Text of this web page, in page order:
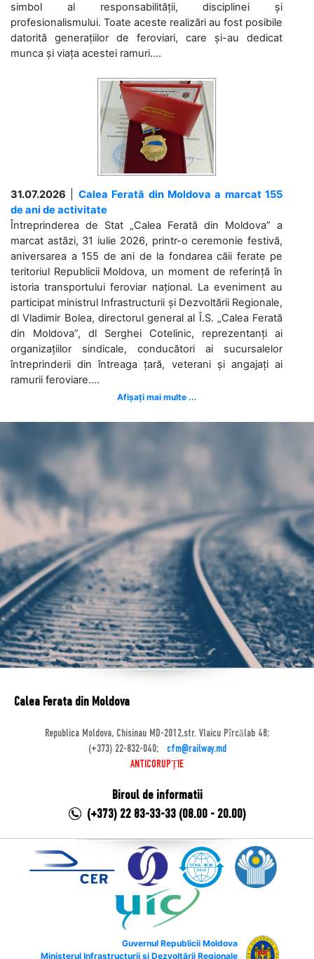
simbol al responsabilității, disciplinei și
profesionalismului. Toate aceste realizări au fost posibile
datorită generațiilor de feroviari, care și-au dedicat
munca și viața acestei ramuri....
31.07.2026
Calea Ferată din Moldova a marcat 155
de ani de activitate
Întreprinderea de Stat „Calea Ferată din Moldova” a
marcat astăzi, 31 iulie 2026, printr-o ceremonie festivă,
aniversarea a 155 de ani de la fondarea căii ferate pe
teritoriul Republicii Moldova, un moment de referință în
istoria transportului feroviar național. La eveniment au
participat ministrul Infrastructurii și Dezvoltării Regionale,
dl Vladimir Bolea, directorul general al Î.S. „Calea Ferată
din Moldova”, dl Serghei Cotelinic, reprezentanți ai
organizațiilor sindicale, conducători ai sucursalelor
întreprinderii din întreaga țară, veterani și angajați ai
ramurii feroviare....
Afișați mai multe ...
Calea Ferata din Moldova
Republica Moldova, Chisinau MD-2012,str. Vlaicu Pîrcălab 48;
(+373) 22-832-040;
cfm@railway.md
ANTICORUPȚIE
Biroul de informatii
(+373) 22 83-33-33 (08.00 - 20.00)
Guvernul Republicii Moldova
Ministerul Infrastructurii și Dezvoltării Regionale